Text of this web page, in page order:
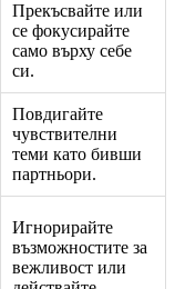
Прекъсвайте или
се фокусирайте
само върху себе
си.
Повдигайте
чувствителни
теми като бивши
партньори.
Игнорирайте
възможностите за
вежливост или